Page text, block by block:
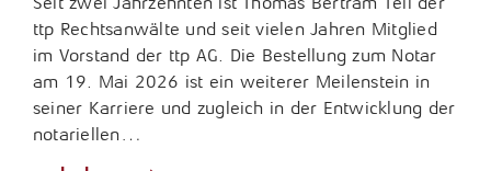
ttp Rechtsanwälte und seit vielen Jahren Mitglied
im Vorstand der ttp AG. Die Bestellung zum Notar
am 19. Mai 2026 ist ein weiterer Meilenstein in
seiner Karriere und zugleich in der Entwicklung der
notariellen…